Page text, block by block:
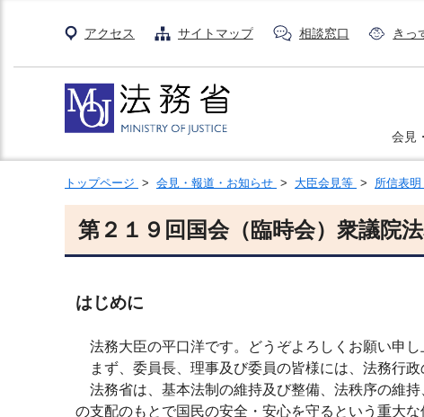
アクセス サイトマップ 相談窓口 きっ
会見
トップページ > 会見・報道・お知らせ > 大臣会見等 > 所信表明
第２１９回国会（臨時会）衆議院
はじめに
法務大臣の平口洋です。どうぞよろしくお願い申し
まず、委員長、理事及び委員の皆様には、法務行政
法務省は、基本法制の維持及び整備、法秩序の維
の支配のもとで国民の安全・安心を守るという重大な